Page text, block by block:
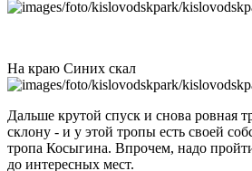
На краю Синих скал
Дальше крутой спуск и снова ровная
склону - и у этой тропы есть своей
тропа Косыгина. Впрочем, надо
до интересных мест.